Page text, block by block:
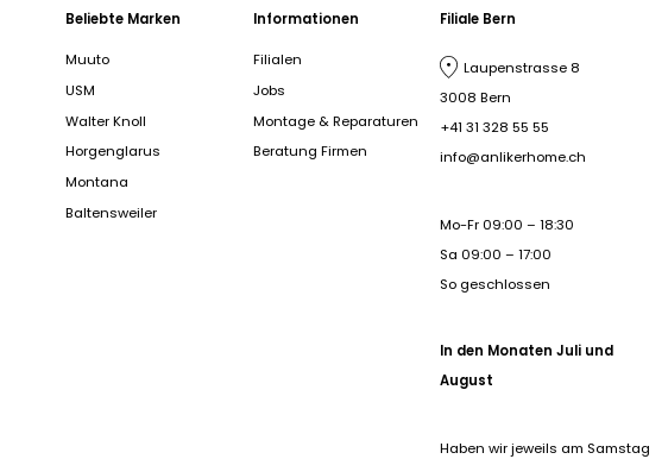
Beliebte Marken
Muuto
USM
Walter Knoll
Horgenglarus
Montana
Baltensweiler
Informationen
Filialen
Jobs
Montage & Reparaturen
Beratung Firmen
Filiale Bern
Laupenstrasse 8
3008 Bern
+41 31 328 55 55
info@anlikerhome.ch
Mo-Fr 09:00 – 18:30
Sa 09:00 – 17:00
So geschlossen
In den Monaten Juli und
August
Haben wir jeweils am Samstag